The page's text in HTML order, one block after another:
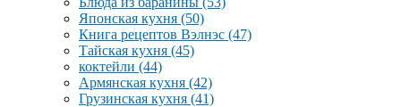
Японская кухня (50)
Книга рецептов Вэлнэс (47)
Тайская кухня (45)
коктейли (44)
Армянская кухня (42)
Грузинская кухня (41)